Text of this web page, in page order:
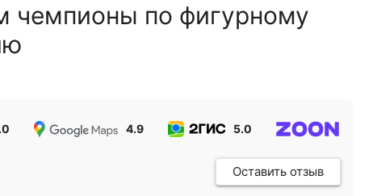
чемпионы по фигурному
4.9 5.0
Оставить отзыв